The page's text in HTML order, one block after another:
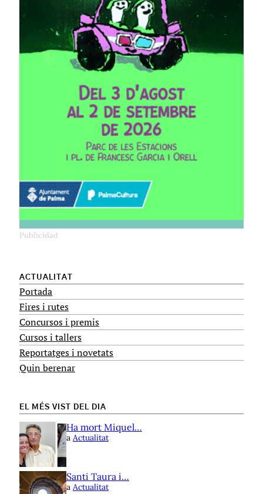
ACTUALITAT
Portada
Fires i rutes
Concursos i premis
Cursos i tallers
Reportatges i novetats
Quin berenar
EL MÉS VIST DEL DIA
Ha mort Miquel…
a Actualitat
Santi Taura i…
a Actualitat